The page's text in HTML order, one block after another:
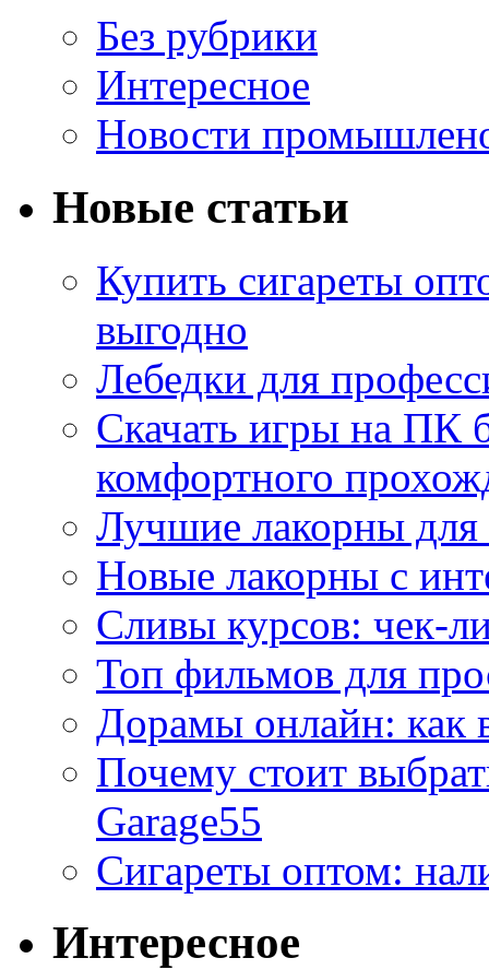
Без рубрики
Интересное
Новости
Новые статьи
Купить сигареты
выгодно
Лебедки для
Скачать игры на ПК
комфортного
Лучшие лакорны для
Новые лакорны с
Сливы курсов: чек-
Топ фильмов для
Дорамы онлайн: как
Почему стоит
Garage55
Сигареты оптом:
Интересное